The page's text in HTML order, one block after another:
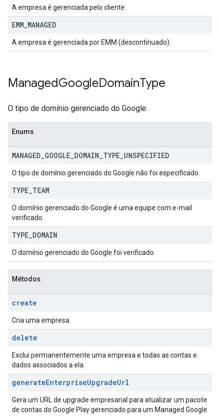
A empresa é gerenciada pelo cliente
EMM MANAGED
A empresa é gerenciada por EMM (descontinuado).
ManagedGoogleDomainType
O tipo de domínio gerenciado do Google.
Enums
MANAGED GOOGLE DOMAIN TYPE UNSPECIFIED
O tipo de domínio gerenciado do Google não foi especificado.
TYPE TEAM
O domínio gerenciado do Google é uma equipe com e-mail
verificado.
TYPE DOMAIN
O domínio gerenciado do Google foi verificado.
Métodos
create
Cria uma empresa.
delete
Exclui permanentemente uma empresa e todas as contas e
dados associados a ela.
generateEnterpriseUpgradeUrl
Gera um URL de upgrade empresarial para atualizar um pacote
de contas do Google Play gerenciado para um Managed Google